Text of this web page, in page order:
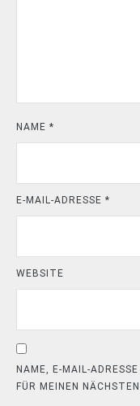
NAME *
E-MAIL-ADRESSE *
WEBSITE
NAME, E-MAIL-
FÜR MEINEN